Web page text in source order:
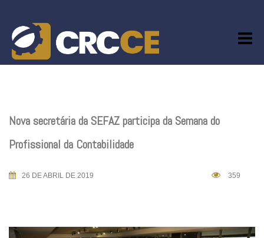
content
Nova secretária da SEFAZ participa da Semana do
Profissional da Contabilidade
26 DE ABRIL DE 2019 359